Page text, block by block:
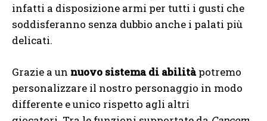
infatti a disposizione armi per tutti i gusti che
soddisferanno senza dubbio anche i palati più
delicati.
Grazie a un nuovo sistema di abilitàpotremo
personalizzare il nostro personaggio in modo
differente e unico rispetto agli altri